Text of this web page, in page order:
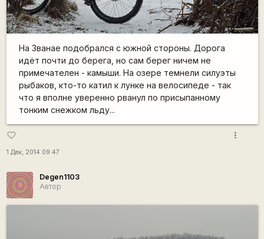
На Званае подобрался с южной стороны. Дорога
идёт почти до берега, но сам берег ничем не
примечателен - камыши. На озере темнели силуэты
рыбаков, кто-то катил к лунке на велосипеде - так
что я вполне уверенно рванул по присыпанному
тонким снежком льду...
favorite_border
1 Дек, 2014 09:47
more_vert
Degen1103
Автор